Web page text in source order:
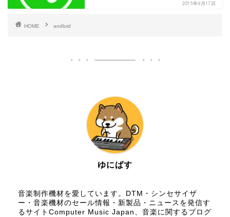
2015年6月17日
HOME andloid
ゆにばす
音楽制作機材を愛しています。DTM・シンセサイザ
ー・音楽機材のセール情報・新製品・ニュースを発信す
るサイトComputer Music Japan、音楽に関するブログ